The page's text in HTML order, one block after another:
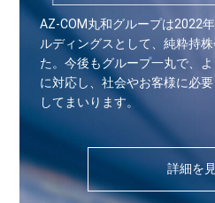
AZ-COM丸和グループは2022
ルディングスとして、純粋持
た。今後もグループ一丸で、
に対応し、社会やお客様に必
してまいります。
詳細を